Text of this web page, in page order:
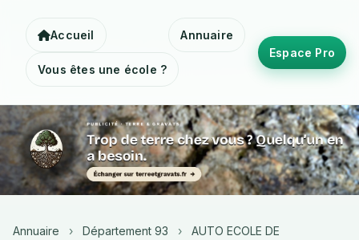
Accueil Annuaire
Vous êtes une école ?
Espace Pro
Annuaire › Département 93 ›
AUTO ECOLE DE